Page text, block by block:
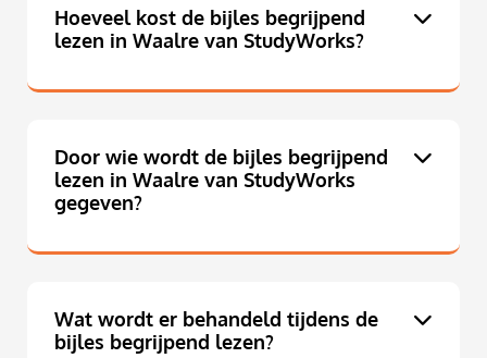
Hoeveel kost de bijles begrijpend
lezen in Waalre van StudyWorks?
Door wie wordt de bijles begrijpend
lezen in Waalre van StudyWorks
gegeven?
Wat wordt er behandeld tijdens de
bijles begrijpend lezen?